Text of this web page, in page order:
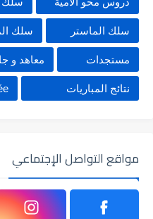
سلك الماستر سلك
مستجدات معاهد و
نتائج المباريات
مواقع التواصل الإجتماعي